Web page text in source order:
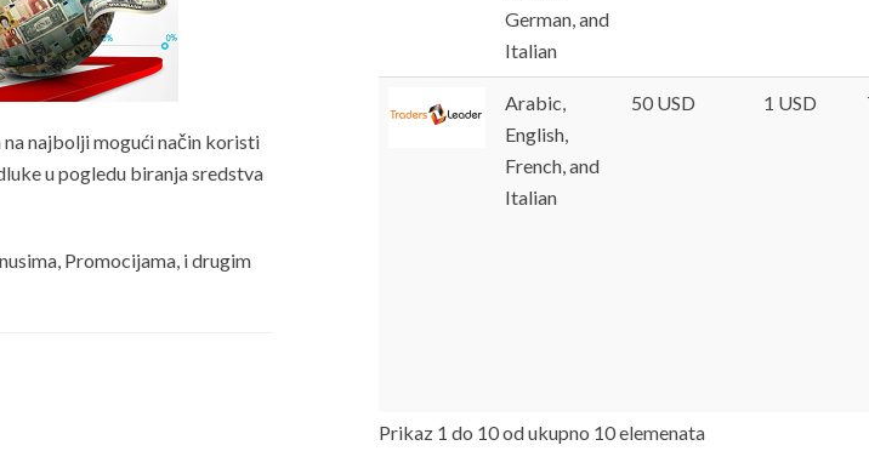
najbolji mogući način koristi
u pogledu biranja sredstva
Promocijama, i drugim
German, and
Italian
Arabic,
English,
French, and
Italian
50 USD 1 USD
Prikaz 1 do 10 od ukupno 10 elemenata